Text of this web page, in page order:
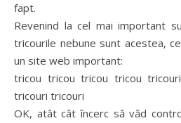
fapt.
Revenind la cel mai important
tricourile nebune sunt acestea,
un site web important:
tricou tricou tricou tricou
tricouri tricouri
OK, atât cât încerc să văd